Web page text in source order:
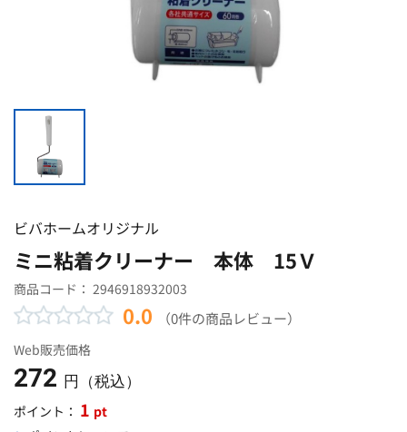
ビバホームオリジナル
ミニ粘着クリーナー 本体 15Ｖ
商品コード： 2946918932003
0.0 （0件の商品レビュー）
Web販売価格
272 円（税込）
ポイント： 1 pt